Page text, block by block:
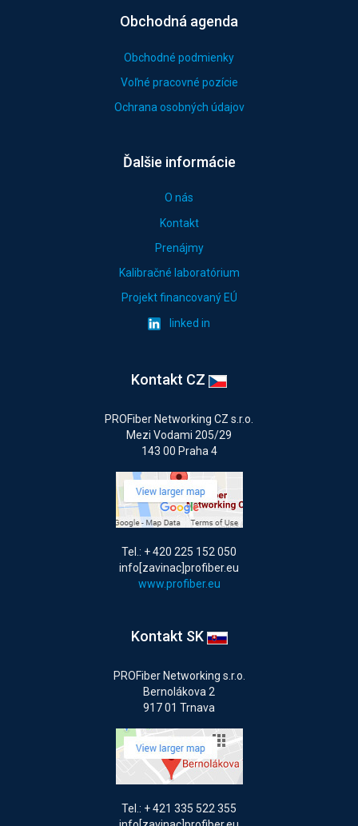
Obchodná agenda
Obchodné podmienky
Voľné pracovné pozície
Ochrana osobných údajov
Ďalšie informácie
O nás
Kontakt
Prenájmy
Kalibračné laboratórium
Projekt financovaný EÚ
linked in
Kontakt CZ
PROFiber Networking CZ s.r.o.
Mezi Vodami 205/29
143 00 Praha 4
Tel.: + 420 225 152 050
info[zavinac]profiber.eu
www.profiber.eu
Kontakt SK
PROFiber Networking s.r.o.
Bernolákova 2
917 01 Trnava
Tel.: + 421 335 522 355